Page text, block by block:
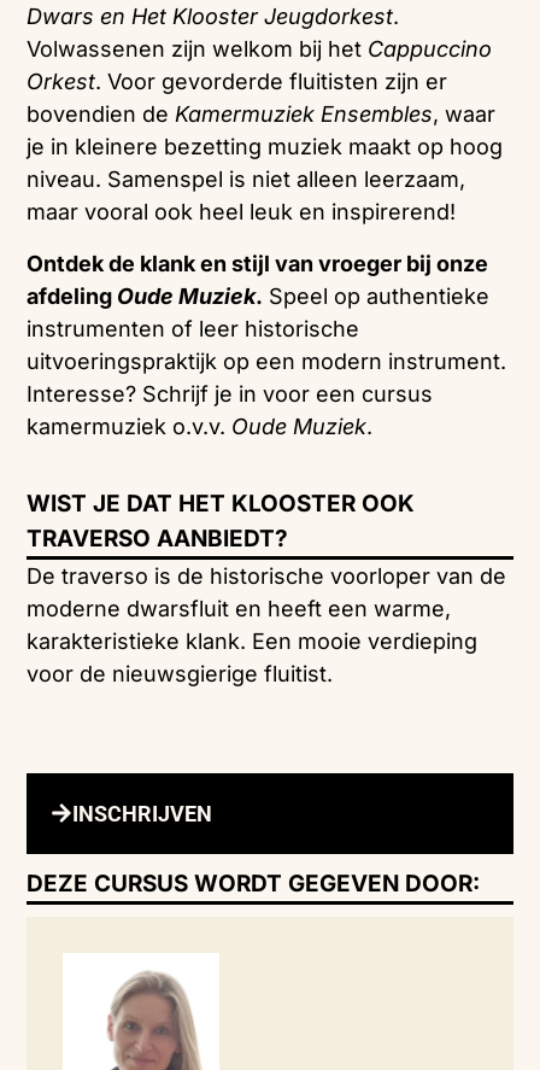
Dwars en Het Klooster Jeugdorkest.
Volwassenen zijn welkom bij het Cappuccino
Orkest. Voor gevorderde fluitisten zijn er
bovendien de Kamermuziek Ensembles, waar
je in kleinere bezetting muziek maakt op hoog
niveau. Samenspel is niet alleen leerzaam,
maar vooral ook heel leuk en inspirerend!
Ontdek de klank en stijl van vroeger bij onze
afdeling Oude Muziek. Speel op authentieke
instrumenten of leer historische
uitvoeringspraktijk op een modern instrument.
Interesse? Schrijf je in voor een cursus
kamermuziek o.v.v. Oude Muziek.
WIST JE DAT HET KLOOSTER OOK
TRAVERSO AANBIEDT?
De traverso is de historische voorloper van de
moderne dwarsfluit en heeft een warme,
karakteristieke klank. Een mooie verdieping
voor de nieuwsgierige fluitist.
INSCHRIJVEN
DEZE CURSUS WORDT GEGEVEN DOOR: